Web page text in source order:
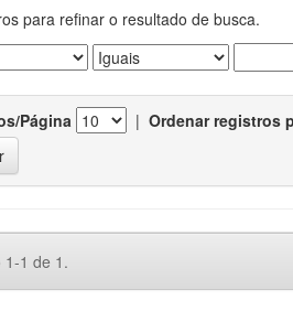
para refinar o resultado de busca.
Página | Ordenar registros
1-1 de 1.